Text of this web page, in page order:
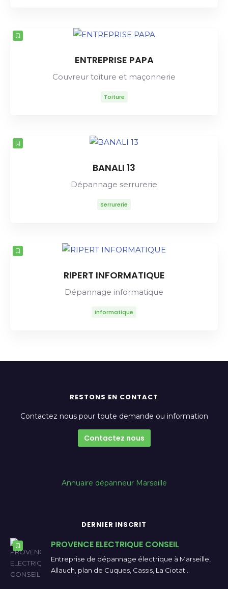
ENTREPRISE PAPA
Couvreur toiture et maçonnerie
Toiture
BANALI 13
Dépannage serrurerie
Serrurerie
RIPERT INFORMATIQUE
Dépannage informatique
Informatique
RESTONS EN CONTACT
Contactez nous pour toute demande ou information
Contactez nous
Annuaire dépanneur Marseille
DERNIER INSCRIT
PROVENCE ELECTRIQUE CONSEIL
Entreprise de dépannage électrique à Marseille,
Allauch, plan de Cuques, Cassis, La Ciotat…